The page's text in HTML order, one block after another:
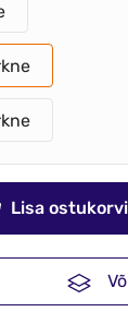
Lisa ostukorvi